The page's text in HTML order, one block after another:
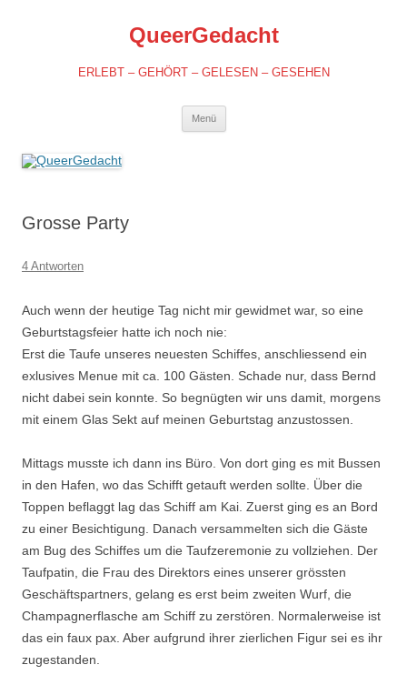
QueerGedacht
ERLEBT – GEHÖRT – GELESEN – GESEHEN
Menü
Grosse Party
4 Antworten
Auch wenn der heutige Tag nicht mir gewidmet war, so eine
Geburtstagsfeier hatte ich noch nie:
Erst die Taufe unseres neuesten Schiffes, anschliessend ein
exlusives Menue mit ca. 100 Gästen. Schade nur, dass Bernd
nicht dabei sein konnte. So begnügten wir uns damit, morgens
mit einem Glas Sekt auf meinen Geburtstag anzustossen.
Mittags musste ich dann ins Büro. Von dort ging es mit Bussen
in den Hafen, wo das Schifft getauft werden sollte. Über die
Toppen beflaggt lag das Schiff am Kai. Zuerst ging es an Bord
zu einer Besichtigung. Danach versammelten sich die Gäste
am Bug des Schiffes um die Taufzeremonie zu vollziehen. Der
Taufpatin, die Frau des Direktors eines unserer grössten
Geschäftspartners, gelang es erst beim zweiten Wurf, die
Champagnerflasche am Schiff zu zerstören. Normalerweise ist
das ein faux pax. Aber aufgrund ihrer zierlichen Figur sei es ihr
zugestanden.